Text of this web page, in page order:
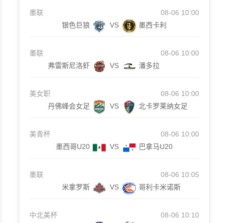
墨联
08-06 10:00
银色巨狼
VS 墨西卡利
墨联
08-06 10:00
弗雷斯尼洛虾
VS 潘多拉
美女职
08-06 10:00
丹佛峰会女足
VS 北卡罗莱纳女足
美青杯
08-06 10:00
墨西哥U20
VS 巴拿马U20
墨联
08-06 10:05
米拿罗斯
VS 哥利卡米诺斯
中北美杯
08-06 10:10